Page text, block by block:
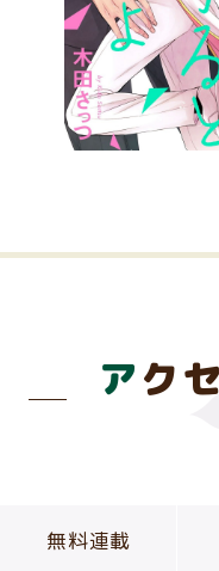
アクセスランキン
無料連載